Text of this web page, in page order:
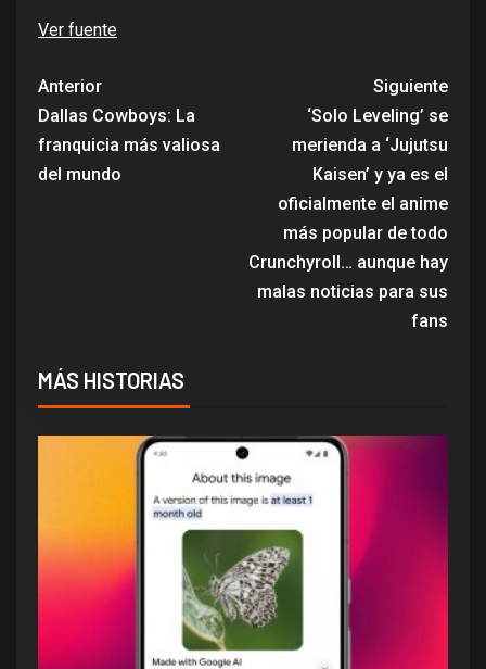
Ver fuente
Anterior
Dallas Cowboys: La
franquicia más valiosa
del mundo
Siguiente
‘Solo Leveling’ se
merienda a ‘Jujutsu
Kaisen’ y ya es el
oficialmente el anime
más popular de todo
Crunchyroll… aunque hay
malas noticias para sus
fans
MÁS HISTORIAS